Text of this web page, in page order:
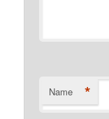
Name *